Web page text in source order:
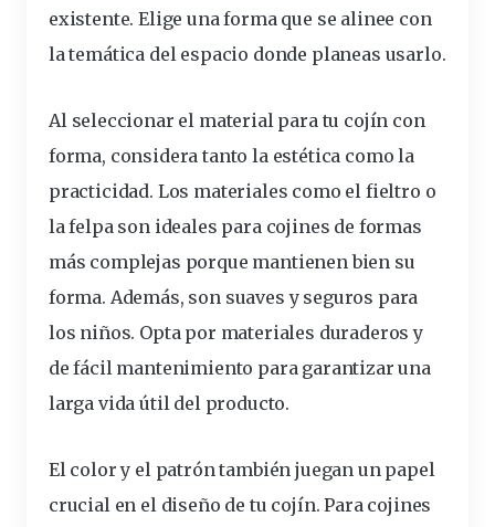
existente.Elige una forma que se alinee con
la temática del espacio donde planeas usarlo.
Al seleccionar el material para tu cojín con
forma, considera tanto la estética como la
practicidad. Los materiales como el fieltro o
la felpa son ideales para cojines de formas
más complejas porque mantienen bien su
forma. Además, son suaves y seguros para
los niños. Opta por materiales duraderos y
de fácil mantenimiento para garantizar una
larga vida útil del producto.
El color y el patrón también juegan un papel
crucial en el diseño de tu cojín. Para cojines